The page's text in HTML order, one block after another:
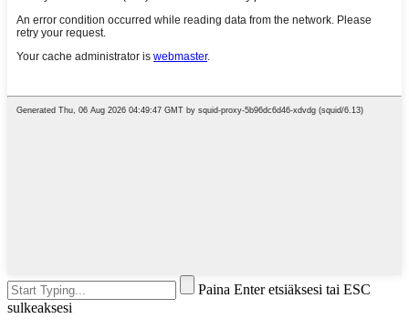
Paina Enter etsiäksesi tai ESC
sulkeaksesi